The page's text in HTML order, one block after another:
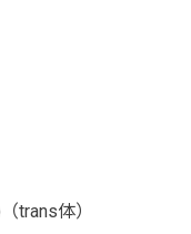
trans体）